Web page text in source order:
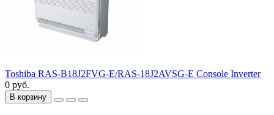
Toshiba RAS-B18J2FVG-E/RAS-18J2AVSG-E Console Inverter
0 руб.
В корзину